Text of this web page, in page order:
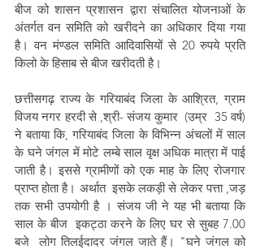
बीज को शासन प्रशासन द्वारा संचालित योजनाओं के
अंतर्गत वन समिति को खरीदने का अधिकार दिया गया
है। वन मंण्डल समिति आदिवासियों से 20 रुपये प्रति
किलो के हिसाब से बीज खरीदती है।
छत्तीसगढ़ राज्य के गरियाबंद जिला के आश्रित, ग्राम
विजय नगर हरदी से ,श्री- संजय कुमार  (उम्र  35 वर्ष)
ने बताया कि, गरियाबंद जिला के विभिन्न अंचलों में साल
के घने जंगल में मोटे लम्बे साल वृक्ष अधिक मात्रा में पाई
जाती है। इससे ग्रामीणों को एक माह के लिए रोजगार
प्राप्त होता है। अर्थात  इसके लकड़ी से लेकर पत्ता ,जड़
तक सभी उपयोगी है । संजय जी ने यह भी बताया कि
साल के बीज  इकट्ठा करने के लिए घर से सुबह 7.00
बजे  लोग तिलईदादर जंगल जाते हैं। "घने जंगल को